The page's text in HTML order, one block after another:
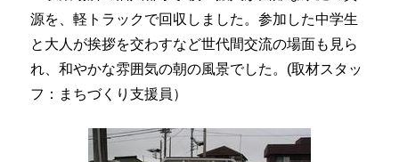
源を、軽トラックで回収しました。参加した中学生
と大人が挨拶を交わすなど世代間交流の場面も見ら
れ、和やかな雰囲気の朝の風景でした。(取材スタッ
フ：まちづくり支援員）